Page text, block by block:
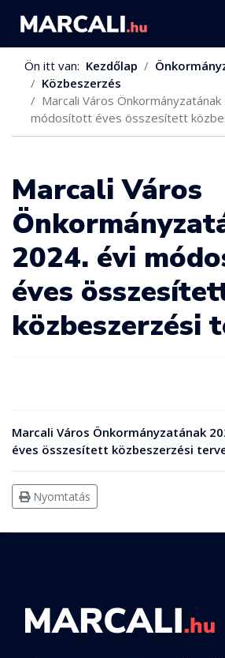
Ön itt van: Kezdőlap
Közbeszerzés
Marcali Város
módosított éves összesített
Marcali Város
2024. évi
éves
közbeszerzési
Marcali Város Önkormányzatának
éves összesített közbeszerzési
Nyomtatás